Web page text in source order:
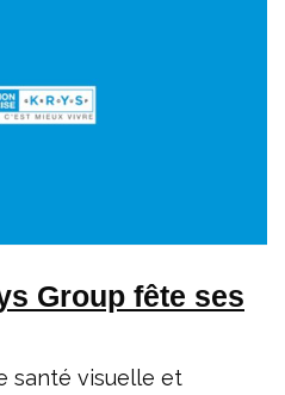
Group fête ses
santé visuelle et